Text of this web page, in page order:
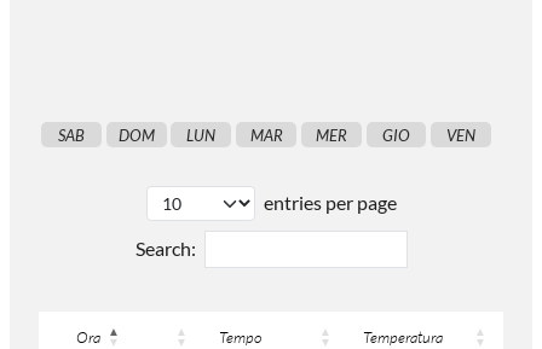
SAB DOM LUN MAR MER GIO VEN
entries per page
Search:
Ora Tempo Temperatura